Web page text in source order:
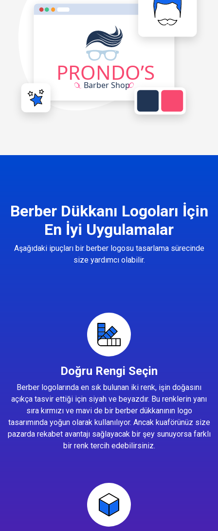
Berber Dükkanı Logoları İçin
En İyi Uygulamalar
Aşağıdaki ipuçları bir berber logosu tasarlama sürecinde
size yardımcı olabilir.
Doğru Rengi Seçin
Berber logolarında en sık bulunan iki renk, işin doğasını
açıkça tasvir ettiği için siyah ve beyazdır. Bu renklerin yanı
sıra kırmızı ve mavi de bir berber dükkanının logo
tasarımında yoğun olarak kullanılıyor. Ancak kuaförünüz size
pazarda rekabet avantajı sağlayacak bir şey sunuyorsa farklı
bir renk tercih edebilirsiniz.